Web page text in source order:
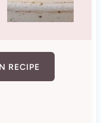
RECIPE